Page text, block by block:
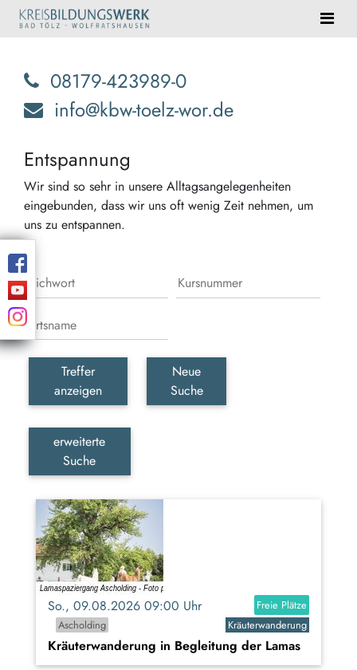
08179-423989-0
info@kbw-toelz-wor.de
Entspannung
Wir sind so sehr in unsere Alltagsangelegenheiten
eingebunden, dass wir uns oft wenig Zeit nehmen, um
uns zu entspannen.
Treffer
anzeigen
Neue
Suche
erweiterte
Suche
So., 09.08.2026 09:00 Uhr
Freie Plätze
Ascholding
Kräuterwanderung
Kräuterwanderung in Begleitung der Lamas